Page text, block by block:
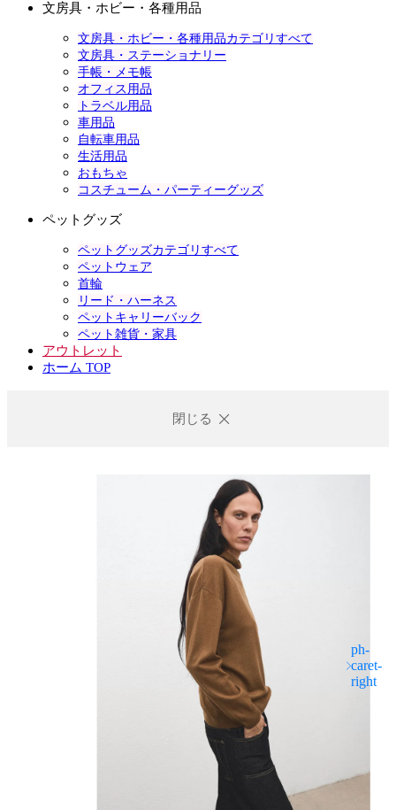
文房具・ホビー・各種用品
文房具・ホビー・各種用品カテゴリすべて
文房具・ステーショナリー
手帳・メモ帳
オフィス用品
トラベル用品
車用品
自転車用品
生活用品
おもちゃ
コスチューム・パーティーグッズ
ペットグッズ
ペットグッズカテゴリすべて
ペットウェア
首輪
リード・ハーネス
ペットキャリーバック
ペット雑貨・家具
アウトレット
ホーム TOP
閉じる